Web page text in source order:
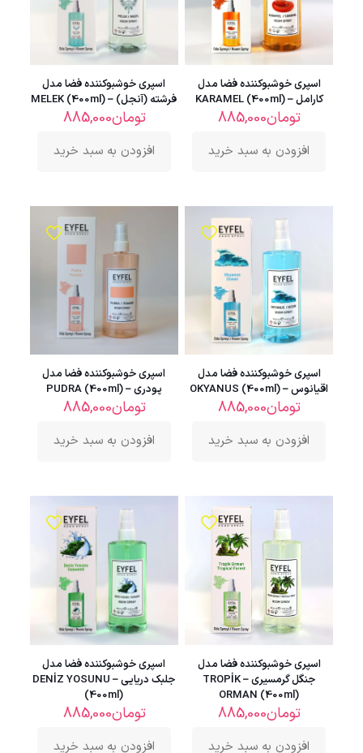
اسپری خوشبوکننده فضا مدل
کارامل – KARAMEL (400ml)
تومان885,000
افزودن به سبد خرید
اسپری خوشبوکننده فضا مدل
فرشته (آنجل) – MELEK (400ml)
تومان885,000
افزودن به سبد خرید
اسپری خوشبوکننده فضا مدل
اقیانوس – OKYANUS (400ml)
تومان885,000
افزودن به سبد خرید
اسپری خوشبوکننده فضا مدل
پودری – PUDRA (400ml)
تومان885,000
افزودن به سبد خرید
اسپری خوشبوکننده فضا مدل
جنگل گرمسیری – TROPİK
ORMAN (400ml)
تومان885,000
افزودن به سبد خرید
اسپری خوشبوکننده فضا مدل
جلبک دریایی – DENİZ YOSUNU
(400ml)
تومان885,000
افزودن به سبد خرید